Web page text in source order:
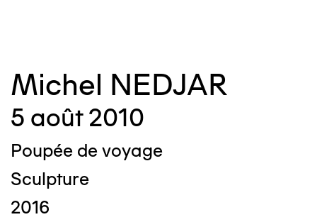
Michel NEDJAR
5 août 2010
Poupée de voyage
Sculpture
2016